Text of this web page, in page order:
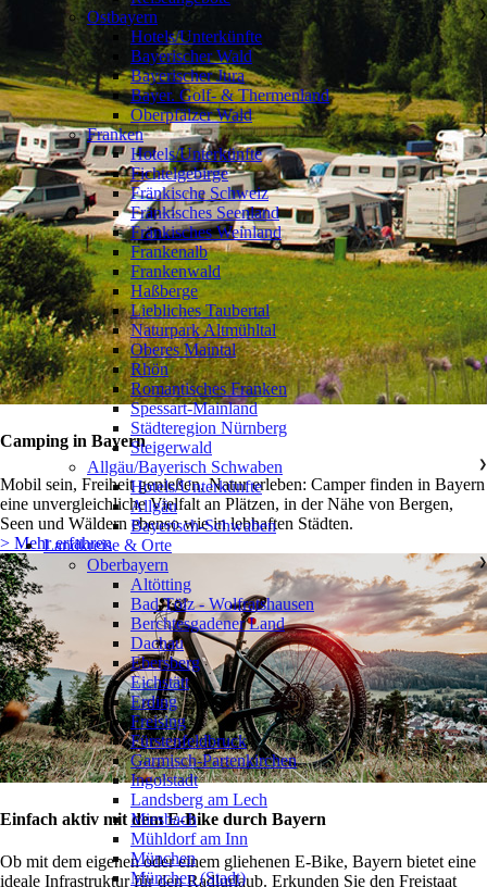
Camping in Bayern
Mobil sein, Freiheit genießen, Natur erleben: Camper finden in Bayern
eine unvergleichliche Vielfalt an Plätzen, in der Nähe von Bergen,
Seen und Wäldern ebenso wie in lebhaften Städten.
> Mehr erfahren
Einfach aktiv mit dem E-Bike durch Bayern
Ob mit dem eigenen oder einem gliehenen E-Bike, Bayern bietet eine
ideale Infrastruktur für den Radlurlaub. Erkunden Sie den Freistaat
Ostbayern
❯
Hotels/Unterkünfte
Bayerischer Wald
Bayerischer Jura
Bayer. Golf- & Thermenland
Oberpfälzer Wald
Franken
❯
Hotels/Unterkünfte
Fichtelgebirge
Fränkische Schweiz
Fränkisches Seenland
Fränkisches Weinland
Frankenalb
Frankenwald
Haßberge
Liebliches Taubertal
Naturpark Altmühltal
Oberes Maintal
Rhön
Romantisches Franken
Spessart-Mainland
Städteregion Nürnberg
Steigerwald
Allgäu/Bayerisch Schwaben
❯
Hotels/Unterkünfte
Allgäu
Bayerisch-Schwaben
Landkreise & Orte
Oberbayern
❯
Altötting
Bad Tölz - Wolfratshausen
Berchtesgadener Land
Dachau
Ebersberg
Eichstätt
Erding
Freising
Fürstenfeldbruck
Garmisch-Partenkirchen
Ingolstadt
Landsberg am Lech
Miesbach
Mühldorf am Inn
München
München (Stadt)